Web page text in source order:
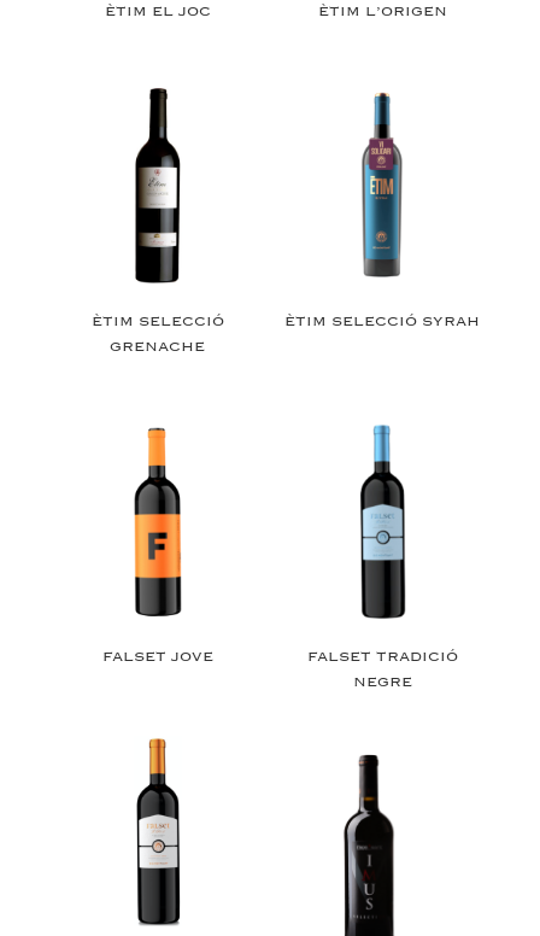
ÈTIM EL JOC ÈTIM L’ORIGEN
ÈTIM SELECCIÓ
GRENACHE
ÈTIM SELECCIÓ SYRAH
FALSET JOVE
FALSET TRADICIÓ
NEGRE